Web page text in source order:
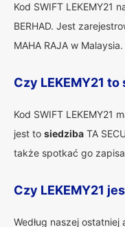
Kod SWIFT LEKEMY21
BERHAD. Jest
MAHA RAJA w Malaysia.
Czy LEKEMY21
Kod SWIFT LEKEMY21
jest to siedziba TA
także spotkać go
Czy LEKEMY21
Według naszej